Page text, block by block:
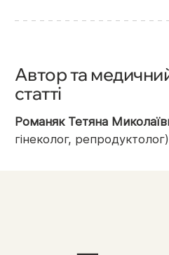
Автор та
статті
Романяк Тетяна
гінеколог, репродуктолог)